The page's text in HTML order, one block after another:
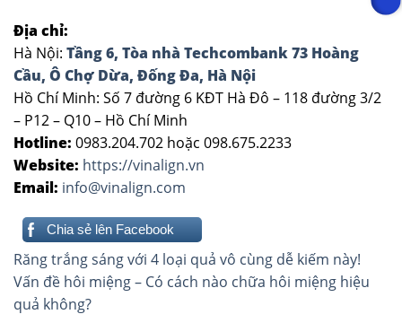
Địa chỉ:
Hà Nội: Tầng 6, Tòa nhà Techcombank 73 Hoàng
Cầu, Ô Chợ Dừa, Đống Đa, Hà Nội
Hồ Chí Minh: Số 7 đường 6 KĐT Hà Đô – 118 đường 3/2
– P12 – Q10 – Hồ Chí Minh
Hotline: 0983.204.702 hoặc 098.675.2233
Website: https://vinalign.vn
Email: info@vinalign.com
Chia sẻ lên Facebook
Điều
hướng
bài
Răng trắng sáng với 4 loại quả vô cùng dễ kiếm này!
Vấn đề hôi miệng – Có cách nào chữa hôi miệng hiệu
quả không?